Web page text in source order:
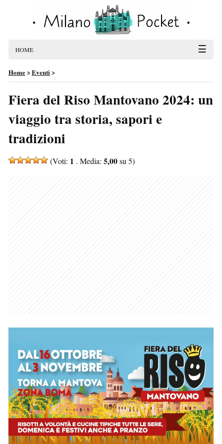
HOME ☰
Home>Eventi>
Fiera del Riso Mantovano 2024: un
viaggio tra storia, sapori e
tradizioni
(Voti: 1 . Media: 5,00su 5)